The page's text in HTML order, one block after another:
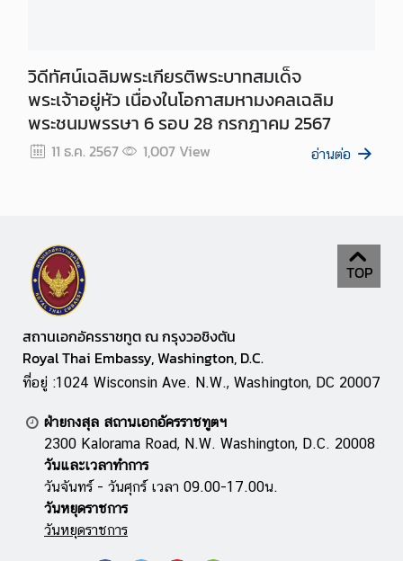
วิดีทัศน์เฉลิมพระเกียรติพระบาทสมเด็จ
พระเจ้าอยู่หัว เนื่องในโอกาสมหามงคลเฉลิม
พระชนมพรรษา 6 รอบ 28 กรกฎาคม 2567
11 ธ.ค. 2567 1,007View อ่านต่อ
TOP
สถานเอกอัครราชทูต ณ กรุงวอชิงตัน
Royal Thai Embassy, Washington, D.C.
ที่อยู่ :1024 Wisconsin Ave. N.W., Washington, DC 20007
ฝ่ายกงสุล สถานเอกอัครราชทูตฯ
2300 Kalorama Road, N.W. Washington, D.C. 20008
วันและเวลาทำการ
วันจันทร์ - วันศุกร์ เวลา 09.00-17.00น.
วันหยุดราชการ
วันหยุดราชการ